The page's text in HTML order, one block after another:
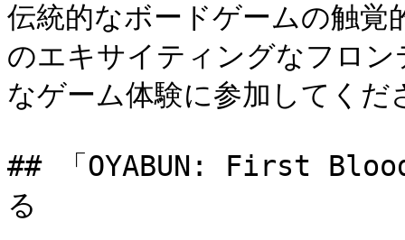
伝統的なボードゲームの触
のエキサイティングなフロ
なゲーム体験に参加してくだ
## 「OYABUN: First Blood
る